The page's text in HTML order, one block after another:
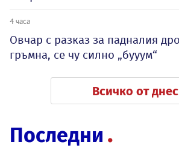
4 часа
Овчар с разказ за падналия
гръмна, се чу силно „бууум“
Всичко от днес
Последни